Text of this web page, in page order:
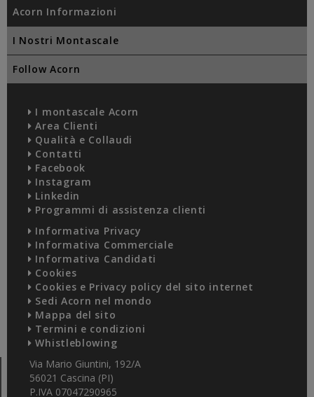
Acorn Informazioni
I Nostri Montascale
Follow Acorn
I montascale Acorn
Area Clienti
Qualità e Collaudi
Contatti
Facebook
Instagram
Linkedin
Programmi di assistenza clienti
Informativa Privacy
Informativa Commerciale
Informativa Candidati
Cookies
Cookies e Privacy policy del sito internet
Sedi Acorn nel mondo
Mappa del sito
Termini e condizioni
Whistleblowing
Via Mario Giuntini, 192/A
56021 Cascina (PI)
P.IVA 07047290965